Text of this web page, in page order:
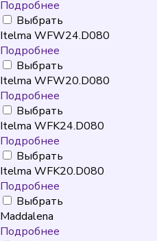
Подробнее
Выбрать
Itelma WFW24.D080
Подробнее
Выбрать
Itelma WFW20.D080
Подробнее
Выбрать
Itelma WFK24.D080
Подробнее
Выбрать
Itelma WFK20.D080
Подробнее
Выбрать
Maddalena
Подробнее